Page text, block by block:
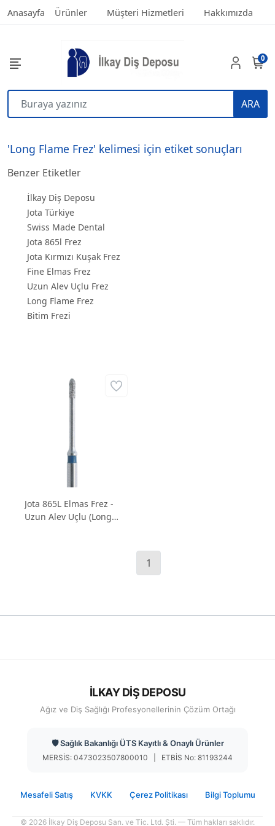
Anasayfa Ürünler Müşteri Hizmetleri Hakkımızda
ARA
0
'Long Flame Frez' kelimesi için etiket sonuçları
Benzer Etiketler
İlkay Diş Deposu
Jota Türkiye
Swiss Made Dental
Jota 865l Frez
Jota Kırmızı Kuşak Frez
Fine Elmas Frez
Uzun Alev Uçlu Frez
Long Flame Frez
Bitim Frezi
Jota 865L Elmas Frez -
Uzun Alev Uçlu (Long
1
İLKAY DİŞ DEPOSU
Ağız ve Diş Sağlığı Profesyonellerinin Çözüm Ortağı
🛡️ Sağlık Bakanlığı ÜTS Kayıtlı & Onaylı Ürünler
MERSİS: 0473023507800010 | ETBİS No: 81193244
Mesafeli Satış KVKK Çerez Politikası Bilgi Toplumu
© 2026 İlkay Diş Deposu San. ve Tic. Ltd. Şti. — Tüm hakları saklıdır.